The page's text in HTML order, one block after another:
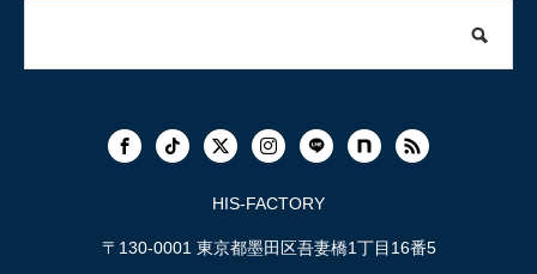
HIS-FACTORY
〒130-0001 東京都墨田区吾妻橋1丁目16番5